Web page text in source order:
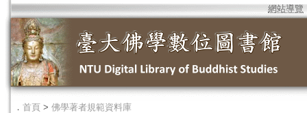
網站導覽
． 首頁 > 佛學著者規範資料庫